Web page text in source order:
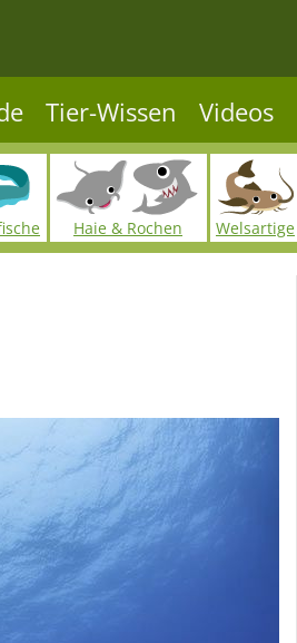
Tier-Wissen Videos
Haie & Rochen Welsartige